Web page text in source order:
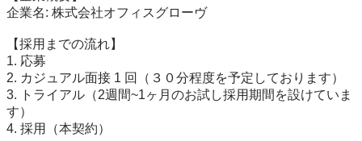
企業名: 株式会社オフィスグローヴ
【採用までの流れ】
1. 応募
2. カジュアル面接 1 回（３０分程度を予定しております）
3. トライアル（2週間~1ヶ月のお試し採用期間を設けていま
す）
4. 採用（本契約）